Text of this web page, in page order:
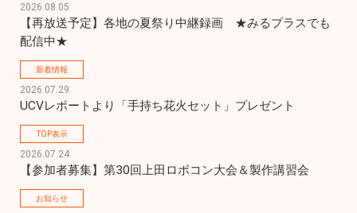
2026.08.05
【再放送予定】各地の夏祭り中継録画　★みるプラスでも
配信中★
新着情報
2026.07.29
UCVレポートより「手持ち花火セット」プレゼント
TOP表示
2026.07.24
【参加者募集】第30回上田ロボコン大会＆製作講習会
お知らせ